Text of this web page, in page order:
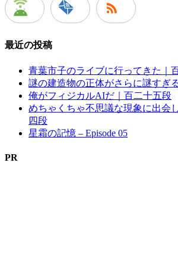
最近の投稿
青葉市子のライブに行ってきた｜
謎の建造物の正体がさらに謎すぎ
俺がフィジカルAIだ｜百二十五段
めちゃくちゃ不思議な現象に出会
四段
星霜の記憶 – Episode 05
PR